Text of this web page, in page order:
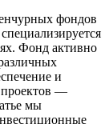
фондов
Фонд активно
и
—
мы